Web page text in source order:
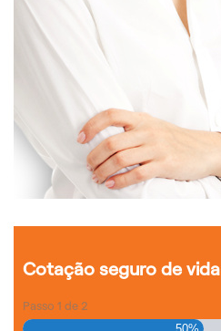
Cotação seguro de vida
Passo 1 de 2